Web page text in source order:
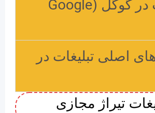
تبلیغات در گوگل (Google
اصلی تبلیغات در
تیراژ مجازی